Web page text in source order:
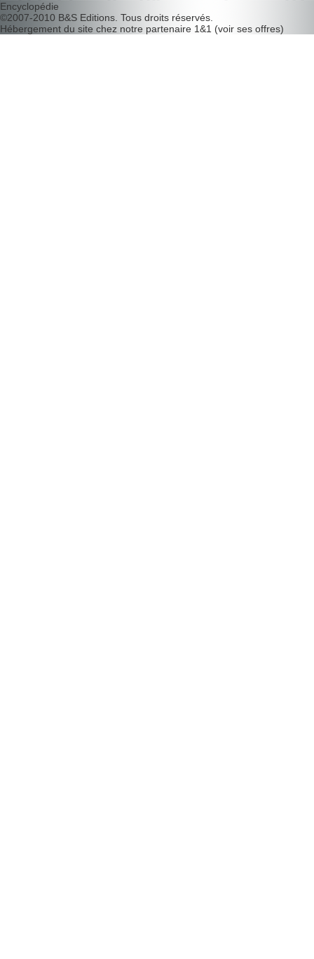
Encyclopédie
©2007-2010 B&S Editions . Tous droits réservés.
Hébergement du site chez notre partenaire 1&1 (voir ses offres)